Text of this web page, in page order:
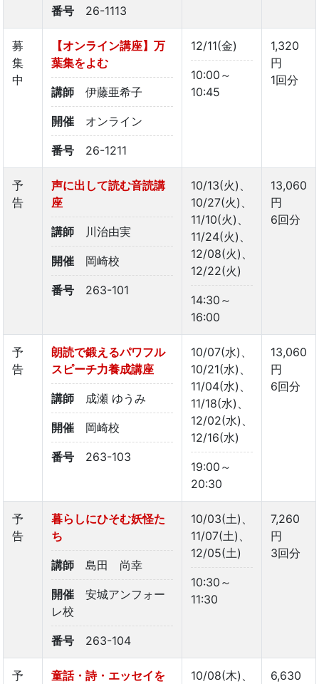
番号 26-1113
募
集
中
【オンライン講座】万
葉集をよむ
講師 伊藤亜希子
開催 オンライン
番号 26-1211
12/11(金)
10:00～
10:45
1,320
円
1回分
予
告
声に出して読む音読講
座
講師 川治由実
開催 岡崎校
番号 263-101
10/13(火)、
10/27(火)、
11/10(火)、
11/24(火)、
12/08(火)、
12/22(火)
14:30～
16:00
13,060
円
6回分
予
告
朗読で鍛えるパワフル
スピーチ力養成講座
講師 成瀬 ゆうみ
開催 岡崎校
番号 263-103
10/07(水)、
10/21(水)、
11/04(水)、
11/18(水)、
12/02(水)、
12/16(水)
19:00～
20:30
13,060
円
6回分
予
告
暮らしにひそむ妖怪た
ち
講師 島田 尚幸
開催
安城アンフォー
レ校
番号 263-104
10/03(土)、
11/07(土)、
12/05(土)
10:30～
11:30
7,260
円
3回分
予
童話・詩・エッセイを
10/08(木)、
6,630